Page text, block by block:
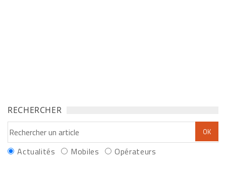
RECHERCHER
Actualités Mobiles Opérateurs